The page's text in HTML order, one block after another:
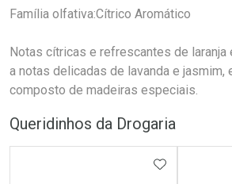
Família olfativa:Cítrico Aromático
Notas cítricas e refrescantes de laranja
a notas delicadas de lavanda e jasmim,
composto de madeiras especiais.
Queridinhos da Drogaria
ADICIONAR